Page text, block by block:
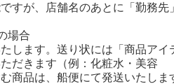
すが、店舗名のあとに「勤務先」
場合
します。送り状には「商品アイ
だきます（例：化粧水・美容
商品は、船便にて発送いたしま